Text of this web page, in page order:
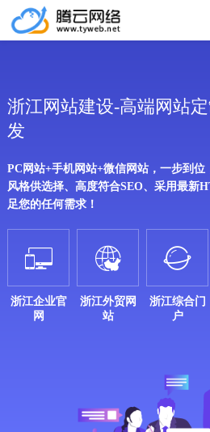
浙江网站建设-高端网站
发
PC网站+手机网站+微信网站，一步到
风格供选择、高度符合SEO、采用最新
足您的任何需求！

浙江企业官
网

浙江外贸网
站

浙江综合门
户